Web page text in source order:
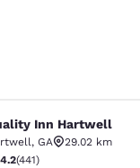
Hartwell
Inn Hartwell
, GA
29.02 km
étoiles. Excellent. 441
4.2(441)